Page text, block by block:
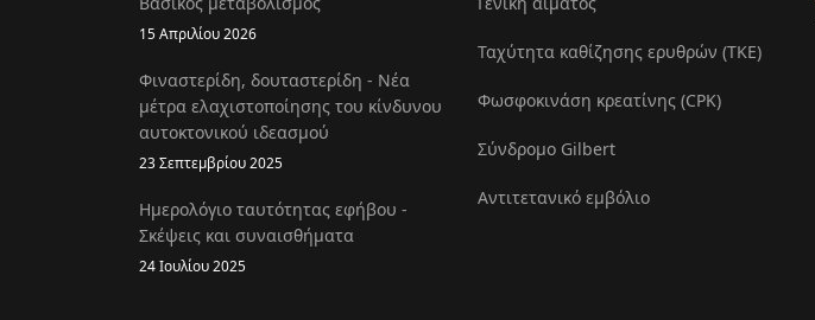
15 Απριλίου 2026
Φιναστερίδη, δουταστερίδη - Νέα
μέτρα ελαχιστοποίησης του κίνδυνου
αυτοκτονικού ιδεασμού
23 Σεπτεμβρίου 2025
Ημερολόγιο ταυτότητας εφήβου -
Σκέψεις και συναισθήματα
24 Ιουλίου 2025
Ταχύτητα καθίζησης ερυθρών (ΤΚΕ)
Φωσφοκινάση κρεατίνης (CPK)
Σύνδρομο Gilbert
Αντιτετανικό εμβόλιο